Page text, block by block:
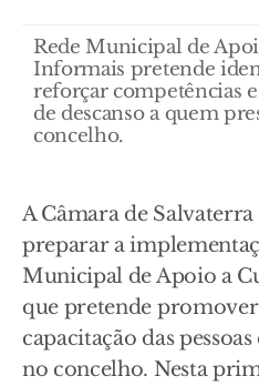
Rede Municipal de
Informais pretende
reforçar competências
de descanso a quem
concelho.
A Câmara de Salvaterra
preparar a
Municipal de Apoio a
que pretende
capacitação das
no concelho. Nesta